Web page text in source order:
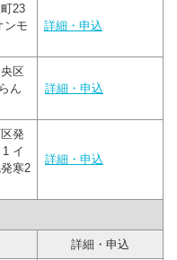
23
ンモ
詳細・申込
区
ん
詳細・申込
発
イ
寒2
詳細・申込
詳細・申込